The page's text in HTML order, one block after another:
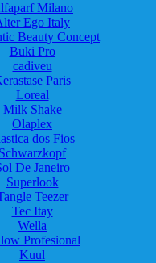
Milano
Ego Italy
Beauty Concept
Buki Pro
cadiveu
Paris
Loreal
Milk Shake
Olaplex
dos Fios
Schwarzkopf
De Janeiro
Superlook
Teezer
Tec Itay
Wella
Profesional
Kuul